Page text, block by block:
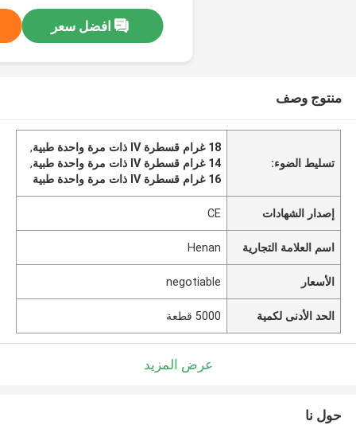
افضل سعر
منتوج وصف
تسليط الضوء:
18 غرام قسطرة IV ذات مرة واحدة طبية
,
14 غرام قسطرة IV ذات مرة واحدة طبية
,
16 غرام قسطرة IV ذات مرة واحدة طبية
إصدار الشهادات CE
اسم العلامة التجارية Henan
الأسعار negotiable
الحد الأدنى لكمية 5000 قطعة
عرض المزيد
حول نا